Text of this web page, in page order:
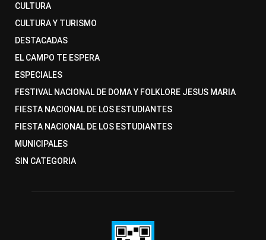
CULTURA
CULTURA Y TURISMO
DESTACADAS
EL CAMPO TE ESPERA
ESPECIALES
FESTIVAL NACIONAL DE DOMA Y FOLKLORE JESUS MARIA
FIESTA NACIONAL DE LOS ESTUDIANTES
FIESTA NACIONAL DE LOS ESTUDIANTES
MUNICIPALES
SIN CATEGORIA